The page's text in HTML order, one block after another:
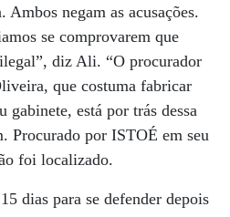
Ambos negam as acusações.
se comprovarem que
diz Ali. “O procurador
que costuma fabricar
gabinete, está por trás dessa
Procurado por ISTOÉ em seu
foi localizado.
dias para se defender depois